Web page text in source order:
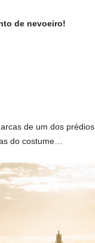
de nevoeiro!
de um dos prédios.
do costume…